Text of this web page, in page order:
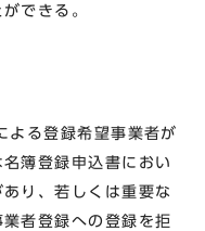
できる。
る登録希望事業者が
簿登録申込書におい
り、若しくは重要な
者登録への登録を拒